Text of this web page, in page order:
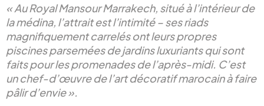
« Au Royal Mansour Marrakech, situé à l’intérieur de
la médina, l’attrait est l’intimité – ses riads
magnifiquement carrelés ont leurs propres
piscines parsemées de jardins luxuriants qui sont
faits pour les promenades de l’après-midi. C’est
un chef-d’œuvre de l’art décoratif marocain à faire
pâlir d’envie ».